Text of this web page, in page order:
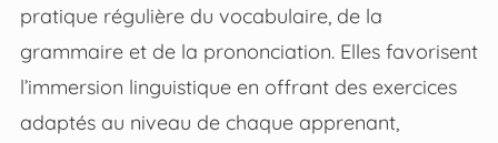
pratique régulière du vocabulaire, de la
grammaire et de la prononciation. Elles favorisent
l’immersion linguistique en offrant des exercices
adaptés au niveau de chaque apprenant,